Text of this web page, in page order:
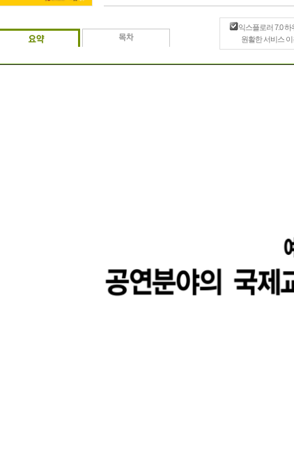
익스플로러 7.0
원활한 서비스